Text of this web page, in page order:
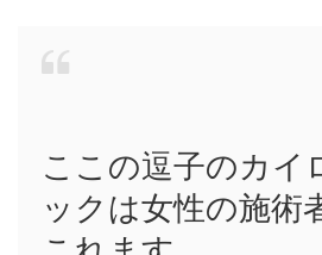
ここの逗子のカイ
ックは女性の施術